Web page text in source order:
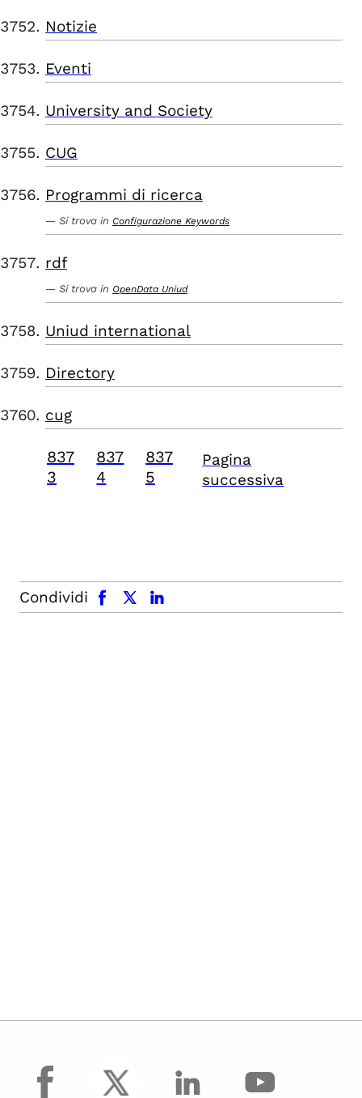
Notizie
Eventi
University and Society
CUG
Programmi di ricerca
Si trova in Configurazione Keywords
rdf
Si trova in OpenData Uniud
Uniud international
Directory
cug
837
3
837
4
837
5
Pagina
successiva
Condividi
facebook x.com linkedin
facebook